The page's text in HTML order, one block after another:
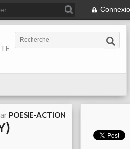
POESIE-ACTION